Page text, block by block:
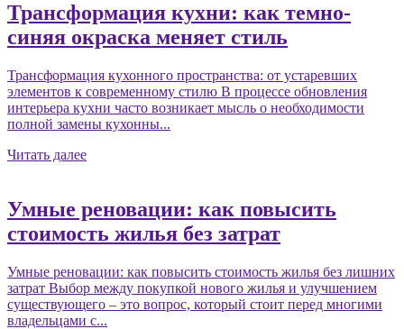
Трансформация кухни: как темно-
синяя окраска меняет стиль
Трансформация кухонного пространства: от устаревших
элементов к современному стилю В процессе обновления
интерьера кухни часто возникает мысль о необходимости
полной замены кухонны...
Читать далее
Умные реновации: как повысить
стоимость жилья без затрат
Умные реновации: как повысить стоимость жилья без лишних
затрат Выбор между покупкой нового жилья и улучшением
существующего – это вопрос, который стоит перед многими
владельцами с...